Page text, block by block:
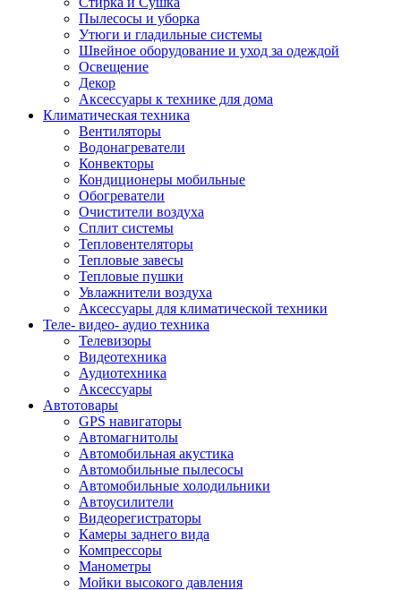
Пылесосы и уборка
Утюги и гладильные системы
Швейное оборудование и уход за одеждой
Освещение
Декор
Аксессуары к технике для дома
Климатическая техника
Вентиляторы
Водонагреватели
Конвекторы
Кондиционеры мобильные
Обогреватели
Очистители воздуха
Сплит системы
Тепловентеляторы
Тепловые завесы
Тепловые пушки
Увлажнители воздуха
Аксессуары для климатической техники
Теле- видео- аудио техника
Телевизоры
Видеотехника
Аудиотехника
Аксессуары
Автотовары
GPS навигаторы
Автомагнитолы
Автомобильная акустика
Автомобильные пылесосы
Автомобильные холодильники
Автоусилители
Видеорегистраторы
Камеры заднего вида
Компрессоры
Манометры
Мойки высокого давления